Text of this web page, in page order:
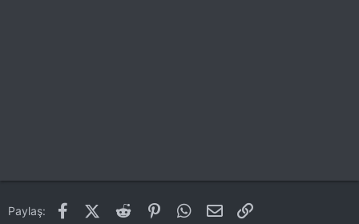
Paylaş: FacebookX (Twitter)
Reddit PinterestWhatsApp
E-posta